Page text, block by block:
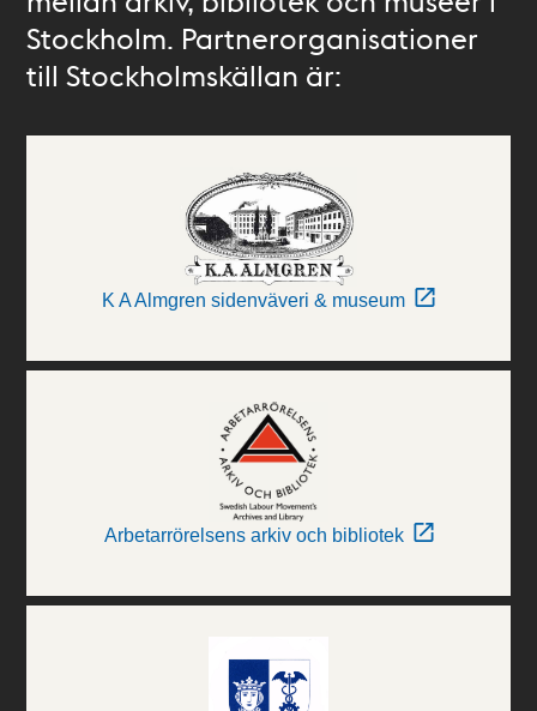
Stockholm. Partnerorganisationer
till Stockholmskällan är:
K A Almgren sidenväveri & museum
Arbetarrörelsens arkiv och bibliotek